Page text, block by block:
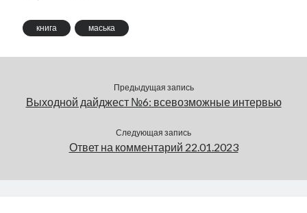
очень красивым
цветком. Маська,
книга маська
Предыдущая запись
Выходной дайджест №6: всевозможные интервью
Следующая запись
Ответ на комментарий 22.01.2023